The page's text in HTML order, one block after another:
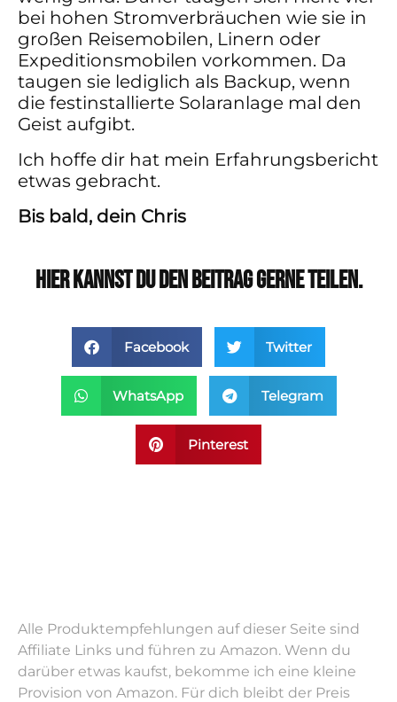
bei hohen Stromverbräuchen wie sie in
großen Reisemobilen, Linern oder
Expeditionsmobilen vorkommen. Da
taugen sie lediglich als Backup, wenn
die festinstallierte Solaranlage mal den
Geist aufgibt.
Ich hoffe dir hat mein Erfahrungsbericht
etwas gebracht.
Bis bald, dein Chris
Hier kannst du den Beitrag gerne teilen.
Facebook Twitter
WhatsApp Telegram
Pinterest
Alle Produktempfehlungen auf dieser Seite sind
Affiliate Links und führen zu Amazon. Wenn du
darüber etwas kaufst, bekomme ich eine kleine
Provision von Amazon. Für dich bleibt der Preis